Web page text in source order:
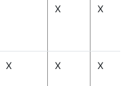
X X
X X X